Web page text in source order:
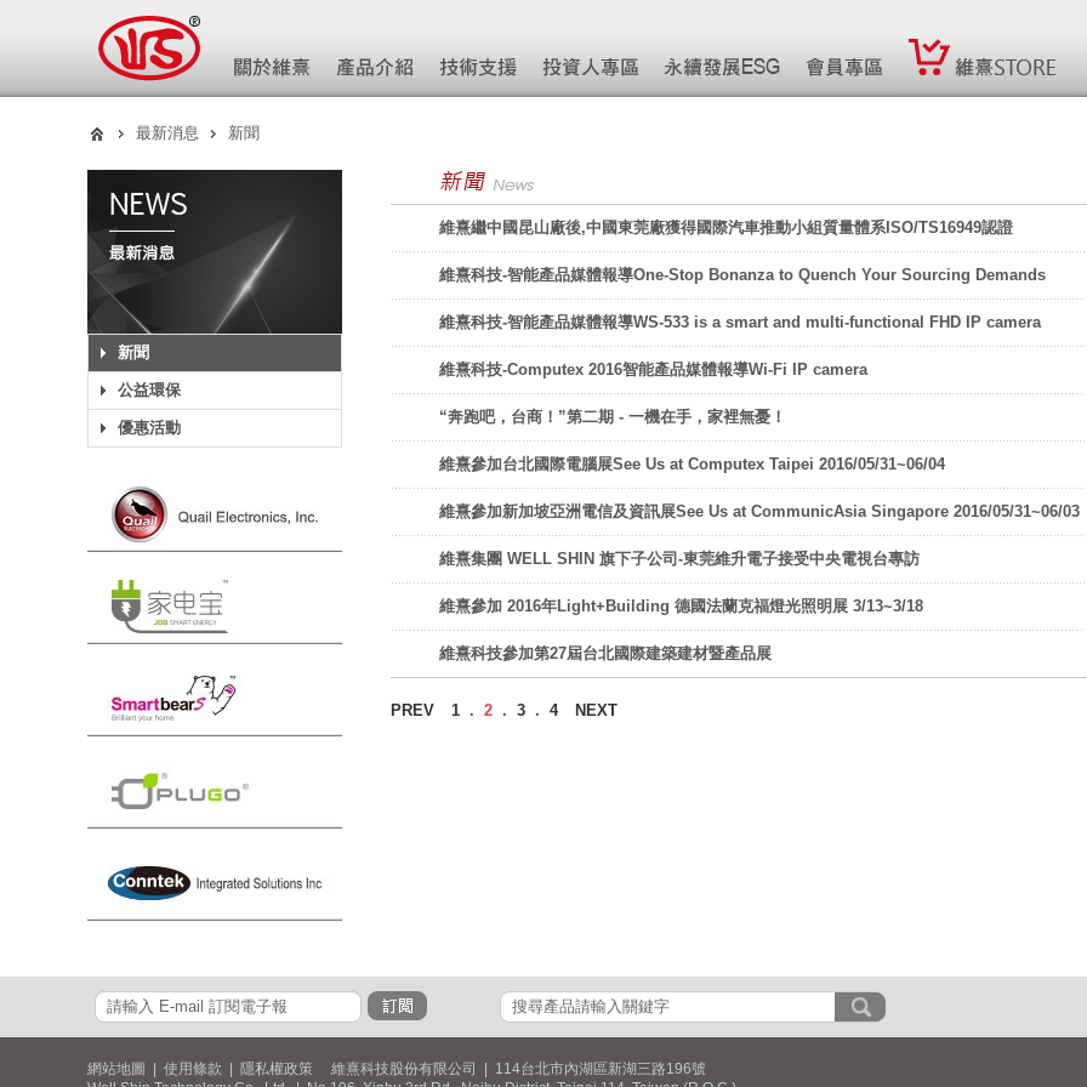
最新消息 新聞
新聞
公益環保
優惠活動
維熹繼中國昆山廠後,中國東莞廠獲得國際汽車推動小組質量體系ISO/TS16949認證
維熹科技-智能產品媒體報導One-Stop Bonanza to Quench Your Sourcing Demands
維熹科技-智能產品媒體報導WS-533 is a smart and multi-functional FHD IP camera
維熹科技-Computex 2016智能產品媒體報導Wi-Fi IP camera
“奔跑吧，台商！”第二期 - 一機在手，家裡無憂！
維熹參加台北國際電腦展See Us at Computex Taipei 2016/05/31~06/04
維熹參加新加坡亞洲電信及資訊展See Us at CommunicAsia Singapore 2016/05/31~06/03
維熹集團 WELL SHIN 旗下子公司-東莞維升電子接受中央電視台專訪
維熹參加 2016年Light+Building 德國法蘭克福燈光照明展 3/13~3/18
維熹科技參加第27屆台北國際建築建材暨產品展
PREV 1 . 2 . 3 . 4 NEXT
網站地圖 使用條款 隱私權政策 維熹科技股份有限公司 | 114台北市內湖區新湖三路196號